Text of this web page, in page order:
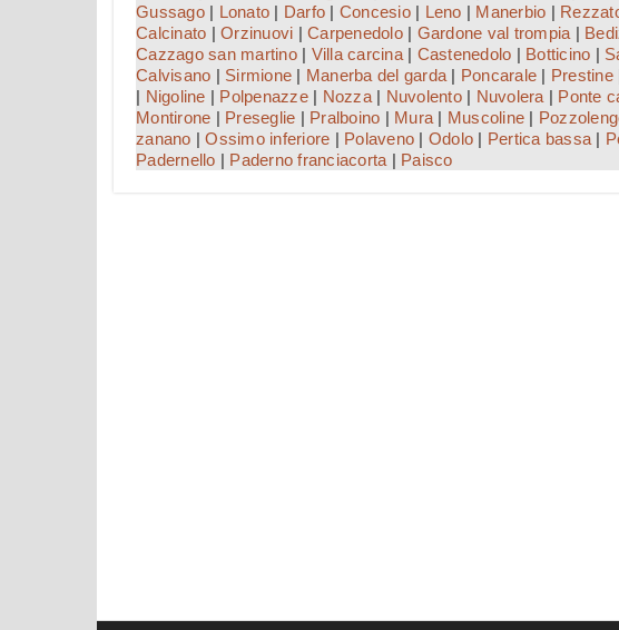
Gussago| Lonato | Darfo | Concesio| Leno | Manerbio |
Calcinato | Orzinuovi | Carpenedolo| Gardone val trompia |
Cazzago san martino| Villa carcina| Castenedolo | Botticino |
Calvisano | Sirmione | Manerba del garda | Poncarale | Prestine
| Nigoline | Polpenazze| Nozza| Nuvolento| Nuvolera | Ponte
Montirone | Preseglie | Pralboino | Mura | Muscoline |
zanano |Ossimo inferiore | Polaveno | Odolo | Pertica bassa |
Padernello | Paderno franciacorta | Paisco